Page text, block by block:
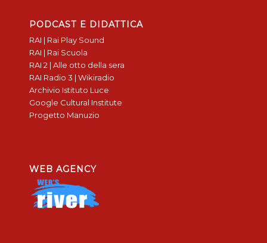
PODCAST E DIDATTICA
RAI | Rai Play Sound
RAI | Rai Scuola
RAI 2 | Alle otto della sera
RAI Radio 3 | Wikiradio
Archivio Istituto Luce
Google Cultural Institute
Progetto Manuzio
WEB AGENCY